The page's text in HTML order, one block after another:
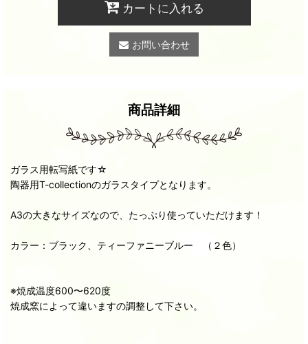
カートに入れる
お問い合わせ
商品詳細
ガラス用転写紙です☆
陶器用T-collectionのガラスタイプとなります。
A3の大きなサイズなので、たっぷり使っていただけます！
カラー：ブラック、ティーファニーブルー （２色）
※焼成温度600〜620度
焼成窯によって違いますの調整して下さい。